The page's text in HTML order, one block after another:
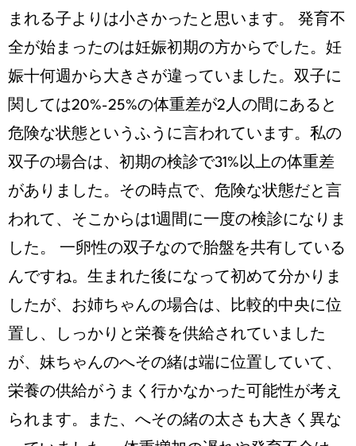
まれる子よりは小さかったと思います。 発育不
全が始まったのは妊娠初期の方からでした。妊
娠十何週から大きさが違っていました。双子に
関しては20%-25%の体重差が2人の間にあると
危険な状態というふうに言われています。私の
双子の場合は、初期の検診で31%以上の体重差
がありました。その時点で、危険な状態だと言
われて、そこからは1週間に一度の検診になりま
した。 一卵性の双子なので胎盤を共有している
んですね。生まれた後になって初めて分かりま
したが、お姉ちゃんの場合は、比較的中央に位
置し、しっかりと栄養を供給されていました
が、妹ちゃんのへその緒は端に位置していて、
栄養の供給がうまく行かなかった可能性が考え
られます。また、へその緒の太さも大きく異な